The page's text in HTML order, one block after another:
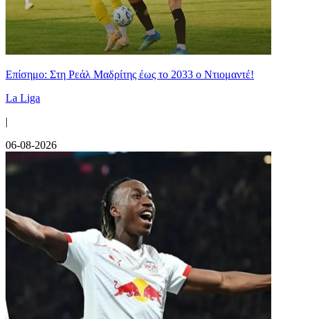
Επίσημο: Στη Ρεάλ Μαδρίτης έως το 2033 ο Ντιομαντέ!
La Liga
|
06-08-2026